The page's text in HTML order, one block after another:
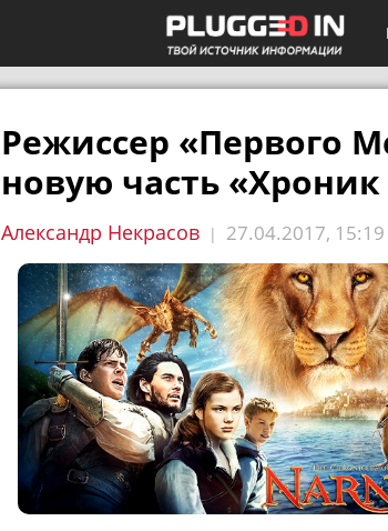
Режиссер «Первого
новую часть
Александр Некрасов | 27.04.2017, 15:19